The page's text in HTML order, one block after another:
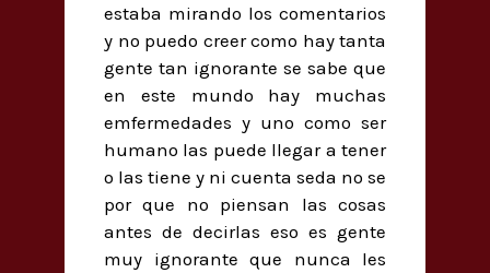
estaba mirando los comentarios
y no puedo creer como hay tanta
gente tan ignorante se sabe que
en este mundo hay muchas
emfermedades y uno como ser
humano las puede llegar a tener
o las tiene y ni cuenta seda no se
por que no piensan las cosas
antes de decirlas eso es gente
muy ignorante que nunca les